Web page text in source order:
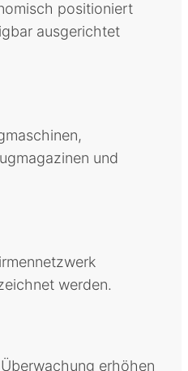
positioniert
ausgerichtet
und
werden.
erhöhen